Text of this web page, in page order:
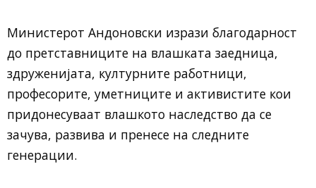
Министерот Андоновски изрази благодарност
до претставниците на влашката заедница,
здруженијата, културните работници,
професорите, уметниците и активистите кои
придонесуваат влашкото наследство да се
зачува, развива и пренесе на следните
генерации.